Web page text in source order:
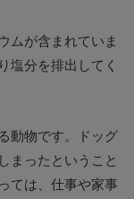
ムが含まれていま
塩分を排出してく
動物です。ドッグ
まったということ
ては、仕事や家事